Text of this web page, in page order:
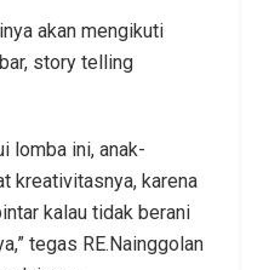
akan mengikuti
story telling
lomba ini, anak-
kreativitasnya, karena
kalau tidak berani
tegas RE.Nainggolan